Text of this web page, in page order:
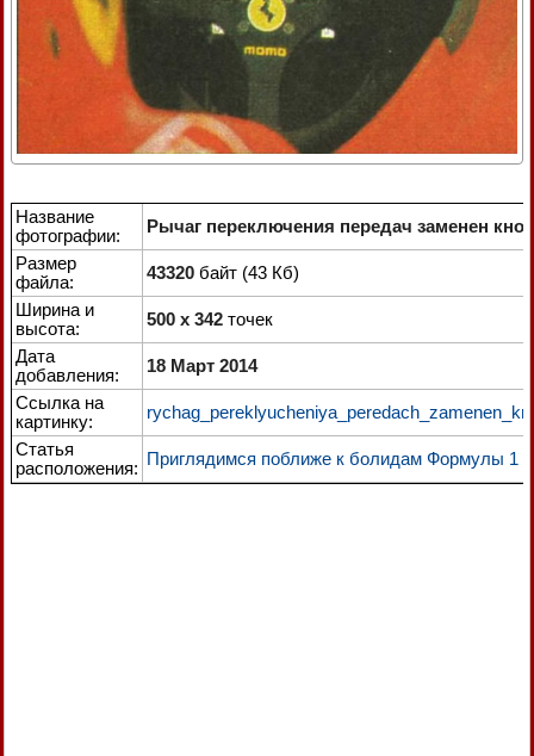
Название
фотографии:
Рычаг переключения передач заменен
Размер
файла:
43320 байт (43 Кб)
Ширина и
высота:
500 x 342 точек
Дата
добавления:
18 Март 2014
Ссылка на
картинку:
Статья
расположения: Приглядимся поближе к болидам Формулы 1